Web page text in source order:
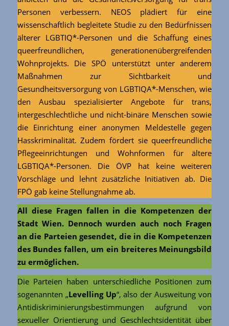
Personen verbessern. NEOS plädiert für eine
wissenschaftlich begleitete Studie zu den Bedürfnissen
älterer LGBTIQ*-Personen und die Schaffung eines
queerfreundlichen, generationenübergreifenden
Wohnprojekts. Die SPÖ unterstützt unter anderem
Maßnahmen zur Sichtbarkeit und
Gesundheitsversorgung von LGBTIQA*-Menschen, wie
den Ausbau spezialisierter Angebote für trans,
intergeschlechtliche und nicht-binäre Menschen sowie
die Einrichtung einer anonymen Meldestelle gegen
Hasskriminalität. Zudem fördert sie queerfreundliche
Pflegeeinrichtungen und Wohnformen für ältere
LGBTIQA*-Personen. Die ÖVP hat keine weiteren
Vorschläge und lehnt zusätzliche Initiativen ab. Die
FPÖ gab keine Stellungnahme ab.
All diese Fragen fallen in die Kompetenzen der
Stadt Wien. Dennoch wurden auch noch Fragen
an die Parteien gesendet, die in die Kompetenzen
des Bundes fallen, um ein breiteres Meinungsbild
zu ermöglichen.
Die Parteien haben unterschiedliche Positionen zum
sogenannten „Levelling Up“, also der Ausweitung von
Antidiskriminierungsbestimmungen aufgrund von
sexueller Orientierung und Geschlechtsidentität über